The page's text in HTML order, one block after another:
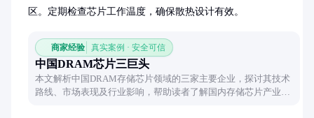
区。定期检查芯片工作温度，确保散热设计有效。
商家经验 真实案例 · 安全可信
中国DRAM芯片三巨头
本文解析中国DRAM存储芯片领域的三家主要企业，探讨其技术
路线、市场表现及行业影响，帮助读者了解国内存储芯片产业格